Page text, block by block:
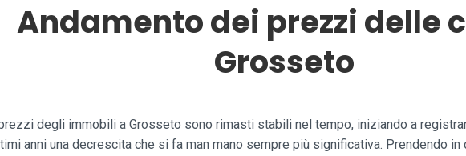
Andamento dei prezzi delle
Grosseto
degli immobili a Grosseto sono rimasti stabili nel tempo, iniziando a
anni una decrescita che si fa man mano sempre più significativa. Prendendo in